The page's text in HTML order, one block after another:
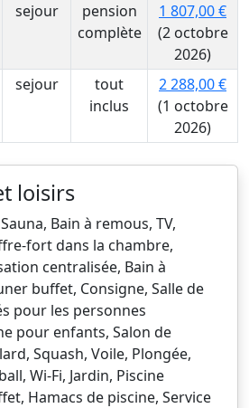
sejour
pension
complète
1 807,00 €
(2 octobre
2026)
sejour
tout
inclus
2 288,00 €
(1 octobre
2026)
loisirs
Bain à remous, TV,
fort dans la chambre,
centralisée, Bain à
buffet, Consigne, Salle de
pour les personnes
pour enfants, Salon de
Squash, Voile, Plongée,
Wi-Fi, Jardin, Piscine
Hamacs de piscine, Service